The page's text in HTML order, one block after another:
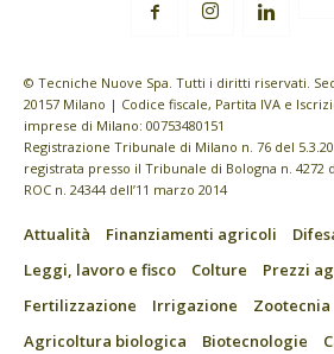
© Tecniche Nuove Spa. Tutti i diritti riservati.
20157 Milano | Codice fiscale, Partita IVA e
imprese di Milano: 00753480151
Registrazione Tribunale di Milano n. 76 del
registrata presso il Tribunale di Bologna n. 4272
ROC n. 24344 dell’11 marzo 2014
Attualità Finanziamenti agricoli
Leggi, lavoro e fisco
Colture
Prezzi
Fertilizzazione
Irrigazione Zootecnia
Agricoltura biologica
Biotecnologie